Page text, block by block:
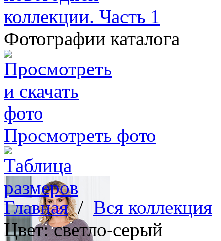
Фотографии каталога
Просмотреть фото
Главная/ Вся коллекция
Цвет: светло-серый